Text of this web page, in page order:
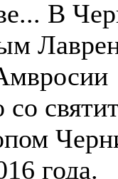
В
со
года.